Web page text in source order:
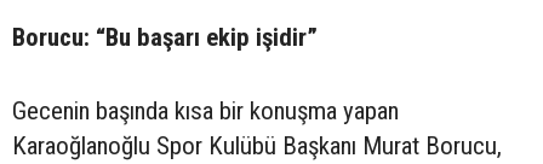
Borucu: “Bu başarı ekip işidir”
Gecenin başında kısa bir konuşma yapan
Karaoğlanoğlu Spor Kulübü Başkanı Murat Borucu,